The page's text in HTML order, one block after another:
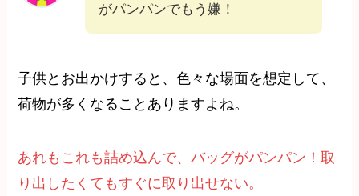
がパンパンでもう嫌！
子供とお出かけすると、色々な場面を想定して、
荷物が多くなることありますよね。
あれもこれも詰め込んで、バッグがパンパン！取
り出したくてもすぐに取り出せない。